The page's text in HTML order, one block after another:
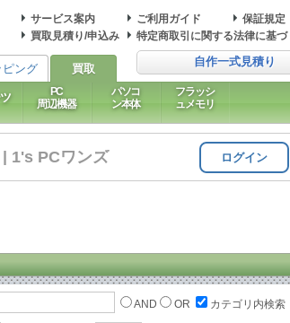
サービス案内 ご利用ガイド 保証規定
買取見積り/申込み 特定商取引に関する法律に基づ
自作一式見積り
ピング 買取
PC
周辺機器
パソコ
ン本体
フラッシ
ュメモリ
1's PCワンズ ログイン
AND OR カテゴリ内検索